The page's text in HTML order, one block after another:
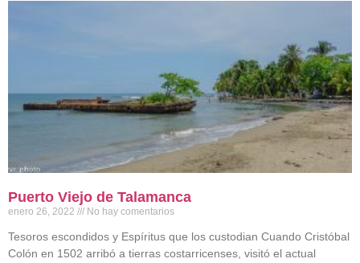
Puerto Viejo de Talamanca
enero 26, 2022 No hay comentarios
Tesoros escondidos y Espíritus que los custodian Cuando Cristóbal
Colón en 1502 arribó a tierras costarricenses, visitó el actual